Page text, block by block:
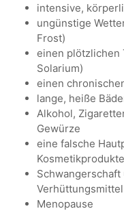
intensive,
ungünstige
Frost)
einen plötzlichen
Solarium)
einen
lange, heiße
Alkohol,
Gewürze
eine falsche
Verhüttungsmittel
Menopause